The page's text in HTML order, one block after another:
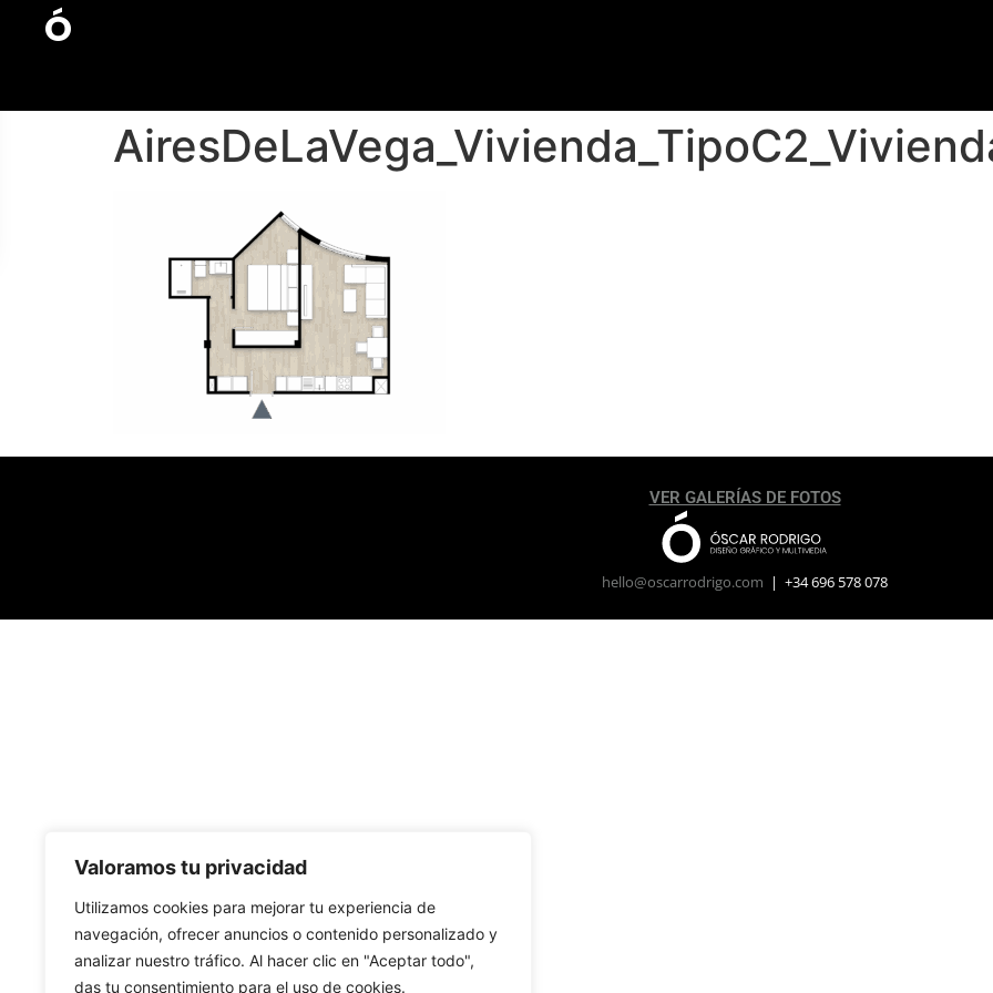
Valoramos tu privacidad
Utilizamos cookies para mejorar tu experiencia de
navegación, ofrecer anuncios o contenido personalizado y
analizar nuestro tráfico. Al hacer clic en "Aceptar todo",
das tu consentimiento para el uso de cookies.
Ó
VER GALERÍAS DE FOTOS
hello@oscarrodrigo.com | +34 696 578 078